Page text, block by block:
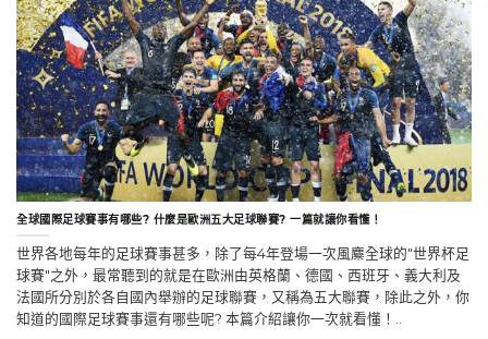
全球國際足球賽事有哪些? 什麼是歐洲五大足球聯賽? 一篇就讓你看懂！
世界各地每年的足球賽事甚多，除了每4年登場一次風麋全球的"世界杯足
球賽"之外，最常聽到的就是在歐洲由英格蘭、德國、西班牙、義大利及
法國所分別於各自國內舉辦的足球聯賽，又稱為五大聯賽，除此之外，你
知道的國際足球賽事還有哪些呢? 本篇介紹讓你一次就看懂！..